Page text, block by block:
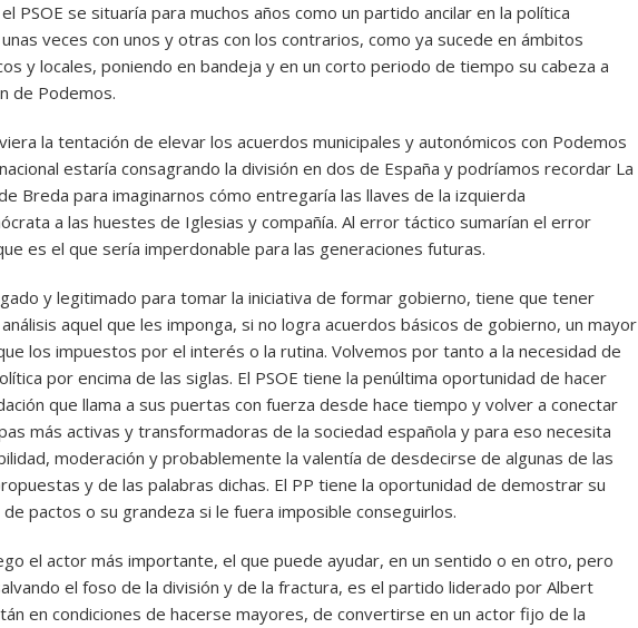
PSOE se situaría para muchos años como un partido ancilar en la política
veces con unos y otras con los contrarios, como ya sucede en ámbitos
y locales, poniendo en bandeja y en un corto periodo de tiempo su cabeza a
de Podemos.
la tentación de elevar los acuerdos municipales y autonómicos con Podemos
estaría consagrando la división en dos de España y podríamos recordar La
Breda para imaginarnos cómo entregaría las llaves de la izquierda
a las huestes de Iglesias y compañía. Al error táctico sumarían el error
es el que sería imperdonable para las generaciones futuras.
y legitimado para tomar la iniciativa de formar gobierno, tiene que tener
aquel que les imponga, si no logra acuerdos básicos de gobierno, un mayor
los impuestos por el interés o la rutina. Volvemos por tanto a la necesidad de
por encima de las siglas. El PSOE tiene la penúltima oportunidad de hacer
que llama a sus puertas con fuerza desde hace tiempo y volver a conectar
más activas y transformadoras de la sociedad española y para eso necesita
moderación y probablemente la valentía de desdecirse de algunas de las
y de las palabras dichas. El PP tiene la oportunidad de demostrar su
de pactos o su grandeza si le fuera imposible conseguirlos.
el actor más importante, el que puede ayudar, en un sentido o en otro, pero
el foso de la división y de la fractura, es el partido liderado por Albert
en condiciones de hacerse mayores, de convertirse en un actor fijo de la